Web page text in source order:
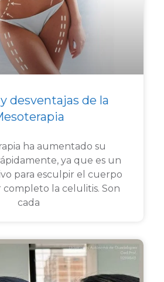
desventajas de la
ha aumentado su
ya que es un
para esculpir el cuerpo
completo la celulitis. Son
cada